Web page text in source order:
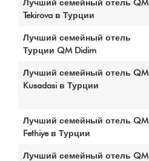
Sponsorlar
Ödül Töreni
Basında Biz
QM AWARDS 2010
Davetliler
Basında Biz
Лучший семейный отель QM
Tekirova в Турции
Лучший семейный отель
Турции QM Didim
Лучший семейный отель QM
Kusadasi в Турции
Лучший семейный отель QM
Fethiye в Турции
Лучший семейный отель QM